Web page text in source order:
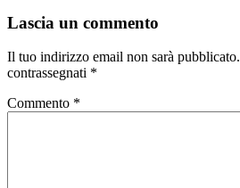
articoli
Lascia un commento
Il tuo indirizzo email non sarà pubblicato.
contrassegnati *
Commento *